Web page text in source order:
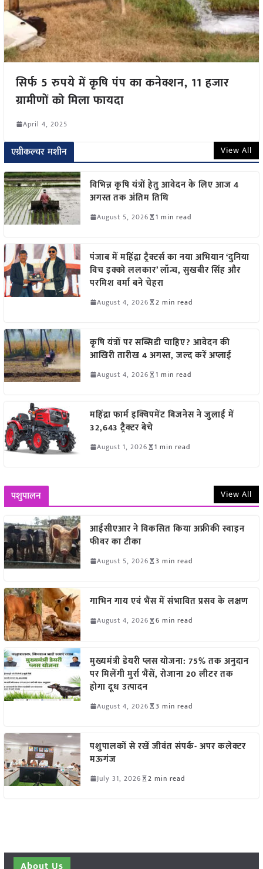
सिर्फ 5 रुपये में कृषि पंप का कनेक्शन, 11 हजार
ग्रामीणों को मिला फायदा
April 4, 2025
एग्रीकल्चर मशीन View All
विभिन्न कृषि यंत्रों हेतु आवेदन के लिए आज 4
अगस्त तक अंतिम तिथि
August 5, 2026 1 min read
पंजाब में महिंद्रा ट्रैक्टर्स का नया अभियान ‘दुनिया
विच इक्को ललकार’ लॉन्च, सुखबीर सिंह और
परमिश वर्मा बने चेहरा
August 4, 2026 2 min read
कृषि यंत्रों पर सब्सिडी चाहिए? आवेदन की
आखिरी तारीख 4 अगस्त, जल्द करें अप्लाई
August 4, 2026 1 min read
महिंद्रा फार्म इक्विपमेंट बिजनेस ने जुलाई में
32,643 ट्रैक्टर बेचे
August 1, 2026 1 min read
पशुपालन View All
आईसीएआर ने विकसित किया अफ्रीकी स्वाइन
फीवर का टीका
August 5, 2026 3 min read
गाभिन गाय एवं भैंस में संभावित प्रसव के लक्षण
August 4, 2026 6 min read
मुख्यमंत्री डेयरी प्लस योजना: 75% तक अनुदान
पर मिलेंगी मुर्रा भैंसें, रोजाना 20 लीटर तक
होगा दूध उत्पादन
August 4, 2026 3 min read
पशुपालकों से रखें जीवंत संपर्क- अपर कलेक्टर
मऊगंज
July 31, 2026 2 min read